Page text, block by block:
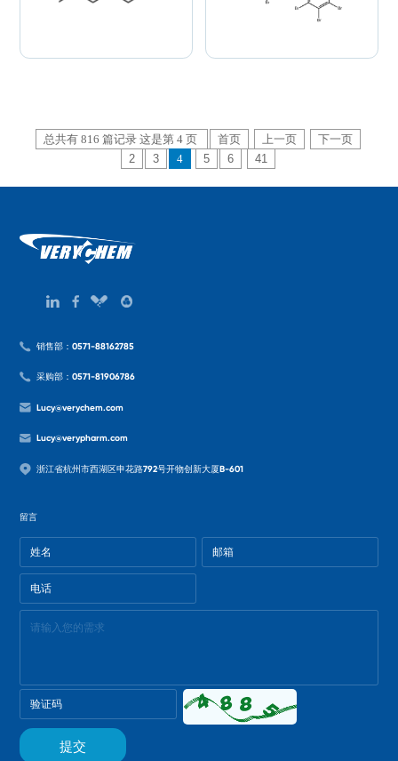
总共有 816 篇记录 这是第 4 页 首页 上一页
下一页
2
3 4 5 6 41
销售部：0571-88162785
采购部：0571-81906786
Lucy@verychem.com
Lucy@verypharm.com
浙江省杭州市西湖区申花路792号开物创新大厦B-601
留言